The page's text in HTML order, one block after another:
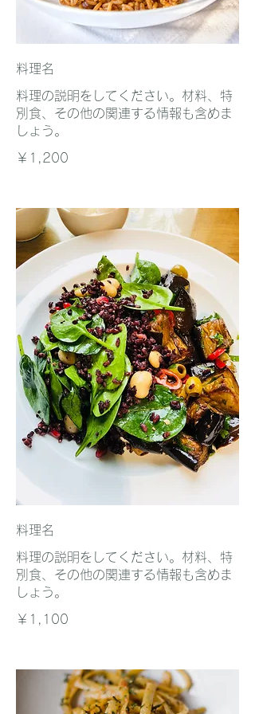
料理名
料理の説明をしてください。材料、特
別食、その他の関連する情報も含めま
しょう。
￥1,200
料理名
料理の説明をしてください。材料、特
別食、その他の関連する情報も含めま
しょう。
￥1,100